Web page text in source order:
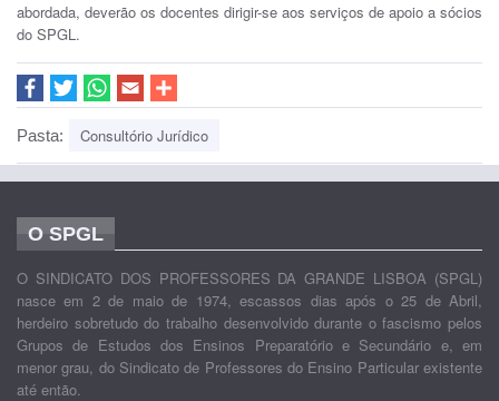
abordada, deverão os docentes dirigir-se aos serviços de apoio a sócios
do SPGL.
Pasta: Consultório Jurídico
O SPGL
O SINDICATO DOS PROFESSORES DA GRANDE LISBOA (SPGL)
nasce em 2 de maio de 1974, escassos dias após o 25 de Abril,
herdeiro sobretudo do trabalho desenvolvido durante o fascismo pelos
Grupos de Estudos dos Ensinos Preparatório e Secundário e, em
menor grau, do Sindicato de Professores do Ensino Particular existente
até então.